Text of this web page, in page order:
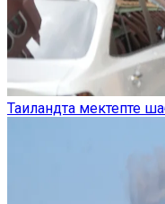
Таиландта мектепте